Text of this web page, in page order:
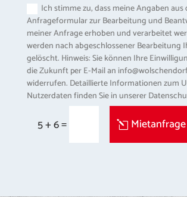
Ich stimme zu, dass meine Angaben aus
Anfrageformular zur Bearbeitung und
meiner Anfrage erhoben und verarbeitet
werden nach abgeschlossener Bearbeitung
gelöscht. Hinweis: Sie können Ihre
die Zukunft per E-Mail an
widerrufen. Detaillierte Informationen zum
Nutzerdaten finden Sie in unserer
5 + 6=